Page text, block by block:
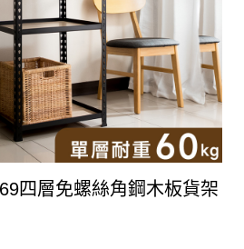
四層免螺絲角鋼木板貨架